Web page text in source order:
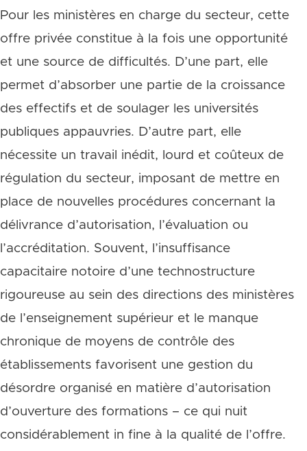
Pour les ministères en charge du secteur, cette
offre privée constitue à la fois une opportunité
et une source de difficultés. D’une part, elle
permet d’absorber une partie de la croissance
des effectifs et de soulager les universités
publiques appauvries. D’autre part, elle
nécessite un travail inédit, lourd et coûteux de
régulation du secteur, imposant de mettre en
place de nouvelles procédures concernant la
délivrance d’autorisation, l’évaluation ou
l’accréditation. Souvent, l’insuffisance
capacitaire notoire d’une technostructure
rigoureuse au sein des directions des ministères
de l’enseignement supérieur et le manque
chronique de moyens de contrôle des
établissements favorisent une gestion du
désordre organisé en matière d’autorisation
d’ouverture des formations – ce qui nuit
considérablement in fine à la qualité de l’offre.